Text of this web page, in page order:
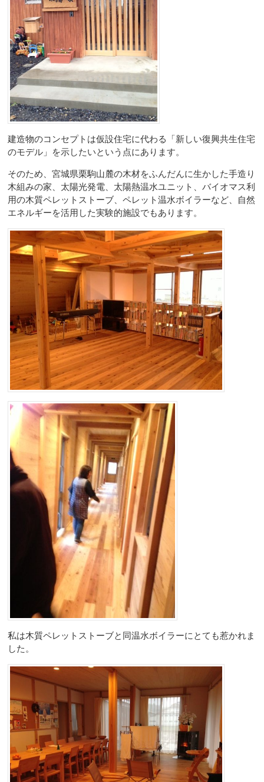
建造物のコンセプトは仮設住宅に代わる「新しい復興共生住宅
のモデル」を示したいという点にあります。
そのため、宮城県栗駒山麓の木材をふんだんに生かした手造り
木組みの家、太陽光発電、太陽熱温水ユニット、バイオマス利
用の木質ペレットストーブ、ペレット温水ボイラーなど、自然
エネルギーを活用した実験的施設でもあります。
私は木質ペレットストーブと同温水ボイラーにとても惹かれま
した。